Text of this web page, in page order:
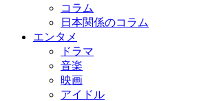
コラム
日本関係のコラム
エンタメ
ドラマ
音楽
映画
アイドル